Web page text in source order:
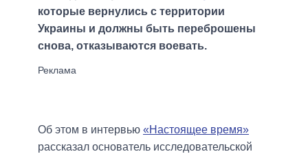
которые вернулись с территории
Украины и должны быть переброшены
снова, отказываются воевать.
Об этом в интервью «Настоящее время»
рассказал основатель исследовательской